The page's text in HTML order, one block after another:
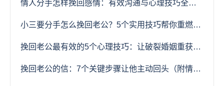
情人分手怎样挽回感情：有效沟通与心理技巧全攻略
小三要分手怎么挽回老公？5个实用技巧帮你重燃婚姻火花
挽回老公最有效的5个心理技巧：让破裂婚姻重获新生
挽回老公的信：7个关键步骤让他主动回头（附情感专家范文）